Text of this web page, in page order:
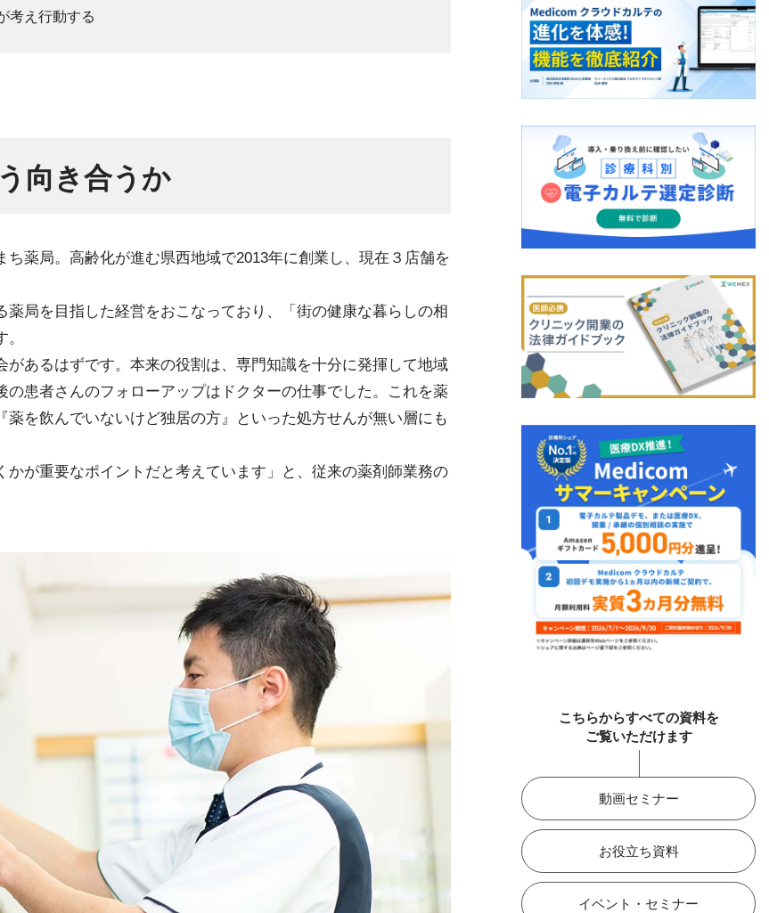
考え行動する
向き合うか
薬局。高齢化が進む県西地域で2013年に創業し、現在３店舗を
局を目指した経営をおこなっており、「街の健康な暮らしの相
があるはずです。本来の役割は、専門知識を十分に発揮して地域
患者さんのフォローアップはドクターの仕事でした。これを薬
を飲んでいないけど独居の方』といった処方せんが無い層にも
かが重要なポイントだと考えています」と、従来の薬剤師業務の
こちらからすべての資料を
ご覧いただけます
動画セミナー
お役立ち資料
イベント・セミナー